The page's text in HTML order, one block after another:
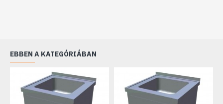
Medence méret: 500x500x300h mm
Állapot: Új
EBBEN A KATEGÓRIÁBAN